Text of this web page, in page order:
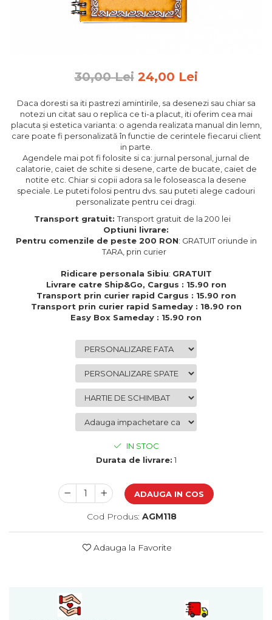
Felicitari din lemn
Felicitari pentru cei dragi
Felicitari cu model
Rame foto din lemn
Camion din lemn
Aromaterapie
Decoratiuni pentru casa
Genti si portofele barbati din
Cadouri de Paste
Produse personalizate pentru
nunti si botezuri
Cadouri personalizate pentru
Cadouri pentru profesori
Cadouri pentru parinti
Cadouri pentru EA
Cadouri pentru tata
Cadouri pentru cea mai buna
Cadouri pentru bunici
30,00 Lei 24,00 Lei
Daca doresti sa iti pastrezi amintirile, sa desenezi sau chiar sa
notezi un citat sau o replica ce ti-a placut, iti oferim cea mai
placuta și estetica varianta: o agenda realizata manual din lemn,
care poate fi personalizată în functie de cerintele fiecarui client
in parte.
Agendele mai pot fi folosite si ca: jurnal personal, jurnal de
calatorie, caiet de schite si desene, carte de bucate, caiet de
notite etc. Chiar si copii adora sa le foloseasca la desene
speciale. Le puteti folosi pentru dvs. sau puteti alege cadouri
personalizate pentru cei dragi.
Transport gratuit:Transport gratuit de la 200 lei
Optiuni livrare:
Pentru comenzile de peste 200 RON: GRATUIT oriunde in
TARA, prin curier
Ridicare personala Sibiu: GRATUIT
Livrare catre Ship&Go, Cargus : 15.90 ron
Transport prin curier rapid Cargus : 15.90 ron
Transport prin curier rapid Sameday : 18.90 ron
Easy Box Sameday : 15.90 ron
IN STOC
Durata de livrare: 1
ADAUGA IN COS
Cod Produs: AGM118
Adauga la Favorite